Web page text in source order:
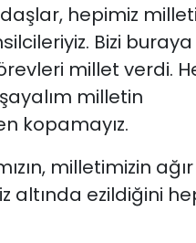
hepimiz
Bizi
millet verdi.
milletin
kopamayız.
milletimizin
altında ezildiğini